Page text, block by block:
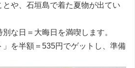
や、石垣島で着た夏物が出てい
な日＝大晦日を満喫します。
」を半額＝535円でゲットし、準備